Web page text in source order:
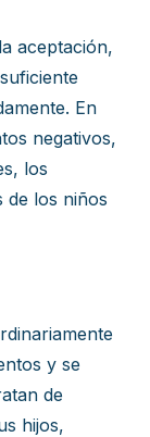
aceptación,
En
negativos,
los
de los niños
y se
de
hijos,